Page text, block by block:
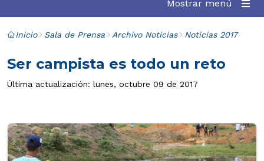
Mostrar menú
Inicio Sala de Prensa Archivo Noticias Noticias 2017
Ser campista es todo un reto
Última actualización: lunes, octubre 09 de 2017